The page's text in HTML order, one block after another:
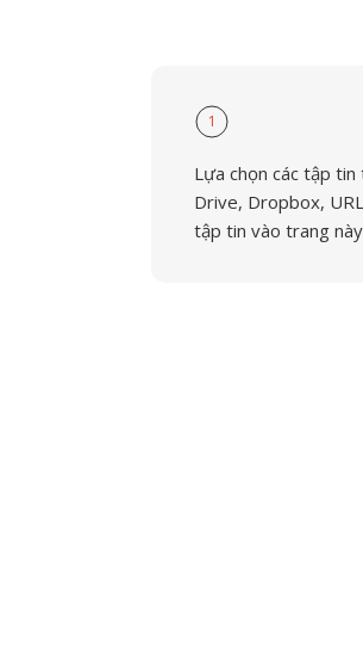
1
Lựa chọn các tập
Drive, Dropbox,
tập tin vào trang